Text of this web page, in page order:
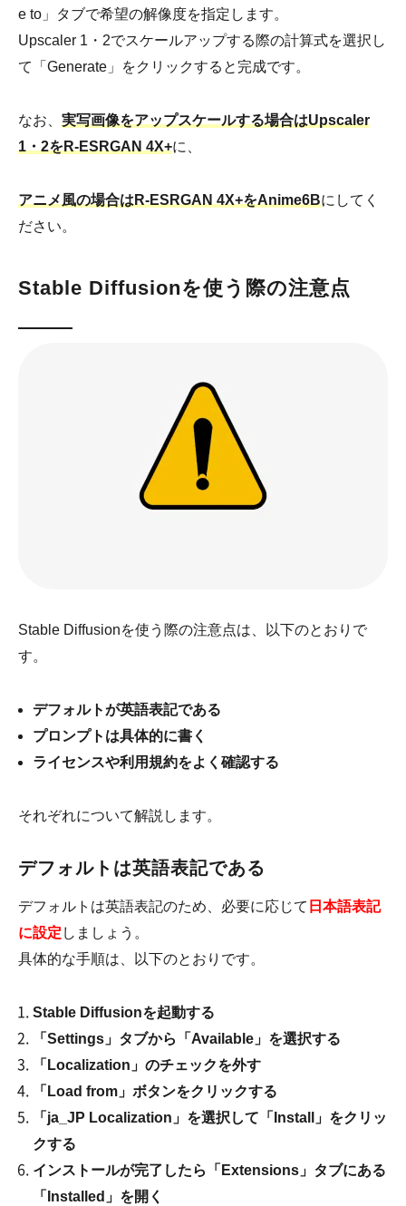
e to」タブで希望の解像度を指定します。
Upscaler 1・2でスケールアップする際の計算式を選択し
て「Generate」をクリックすると完成です。
なお、 実写画像をアップスケールする場合はUpscaler
1・2をR-ESRGAN 4X+に、
アニメ風の場合はR-ESRGAN 4X+をAnime6Bにしてく
ださい。
Stable Diffusionを使う際の注意点
Stable Diffusionを使う際の注意点は、以下のとおりで
す。
デフォルトが英語表記である
プロンプトは具体的に書く
ライセンスや利用規約をよく確認する
それぞれについて解説します。
デフォルトは英語表記である
デフォルトは英語表記のため、必要に応じて 日本語表記
に設定 しましょう。
具体的な手順は、以下のとおりです。
Stable Diffusionを起動する
「Settings」タブから「Available」を選択する
「Localization」のチェックを外す
「Load from」ボタンをクリックする
「ja_JP Localization」を選択して「Install」をクリッ
クする
インストールが完了したら「Extensions」タブにある
「Installed」を開く